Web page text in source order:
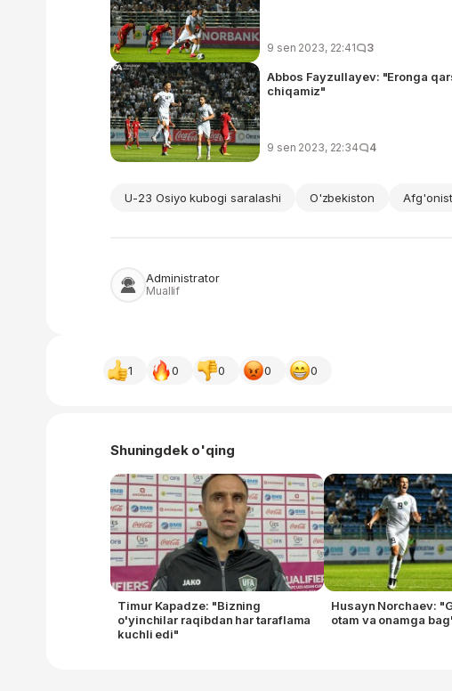
9 sen 2023, 22:41 3
Abbos Fayzullayev: "Eronga
chiqamiz"
9 sen 2023, 22:34 4
U-23 Osiyo kubogi saralashi O'zbekiston
Administrator
Muallif
1 0 0 0 0
Shuningdek o'qing
Timur Kapadze: "Bizning
o'yinchilar raqibdan har taraflama
kuchli edi"
Husayn Norchaev:
otam va onamga